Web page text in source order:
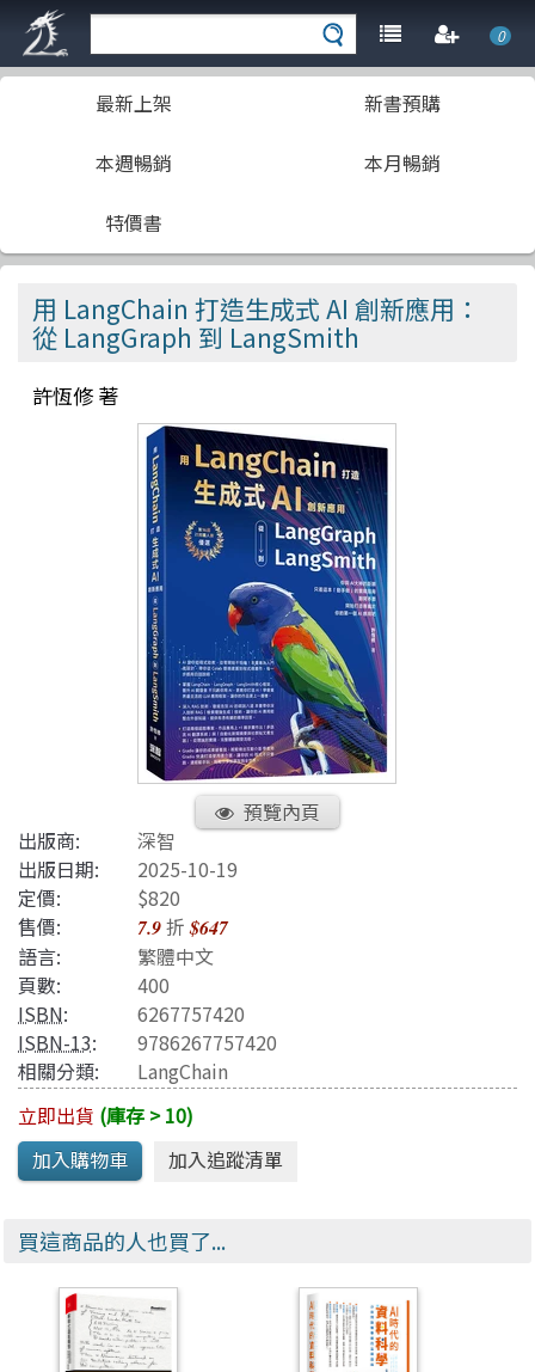
0
最新上架 新書預購
本週暢銷 本月暢銷
特價書
用 LangChain 打造生成式 AI 創新應用：
從 LangGraph 到 LangSmith
許恆修 著
預覽內頁
出版商:
深智
出版日期:
2025-10-19
定價:
$820
售價:
7.9折$647
語言:
繁體中文
頁數:
400
ISBN:
6267757420
ISBN-13:
9786267757420
相關分類:
LangChain
立即出貨 (庫存 > 10)
買這商品的人也買了...